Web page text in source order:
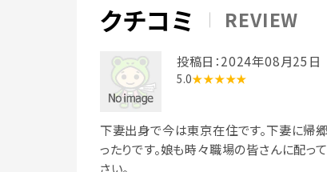
クチコミ REVIEW
投稿日：2024年08月25日
5.0★★★★★
下妻出身で今は東京在住です。下妻に帰
ったりです。娘も時々職場の皆さんに配っ
さい。